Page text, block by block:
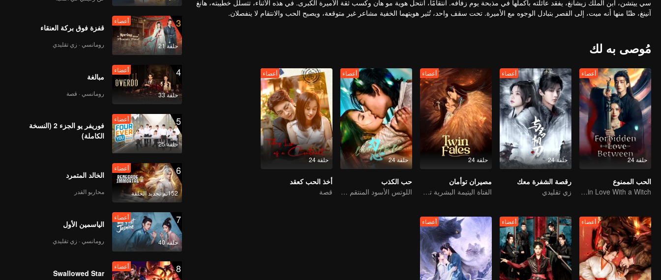
سي ييتشن، ابن الملك زيشانغ، يفقد عائلته بأكملها في مذبحة يوم زفافه. انتقامًا، انتحل هوية مو هان وكسب ثقة الأميرة الكبرى. في هذه الأثناء، تتسلل خطيبته، هانغ
آنينغ، ظنًا منها أنه ميت، إلى القصر بتبادل الوجوه مع الأميرة. تحت سقف واحد، تُثير هويتهما الخفية مشاعر غير متوقعة، ويصبح الحب والانتقام لا ينفصلان.
مُوصى به لك
حلقة 24
أعضاء
الحب الممنوع
An Immortal Falls in Love With a Witch
حلقة 24
أعضاء
رقصة الشفرة معك
زي تقليدي
حلقة 24
أعضاء
مصيران توأمان
الفتاة اليتيمة البشرية تقدم نفسها للتواصل مع الوحش الإلهي
حلقة 24
أعضاء
حب الكذب
اللوتس الأسود المنتقم يقع في حب الشاب المارق
حلقة 24
أعضاء
أخذ الحب كعقد
قصة
أعضاء أعضاء أعضاء
3
حلقة 21
أعضاء
قفزة فوق بركة العنقاء
رومانسي · زي تقليدي
4
حلقة 33
أعضاء
مبالغة
رومانسي · قصة
5
حلقة 25
أعضاء
فوريفر يو الجزء 2 (النسخة
الكاملة)
6
152تم تجديد الحلقة
أعضاء
الخالد المتمرد
محاربو القدر
7
حلقة 40
أعضاء
الياسمين الأول
رومانسي · زي تقليدي
8 أعضاء
Swallowed Star